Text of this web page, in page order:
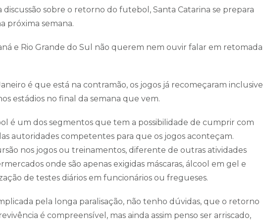
sobre o retorno do futebol, Santa Catarina se prepara
próxima semana.
e Rio Grande do Sul não querem nem ouvir falar em retomada
é que está na contramão, os jogos já recomeçaram inclusive
estádios no final da semana que vem.
é um dos segmentos que tem a possibilidade de cumprir com
autoridades competentes para que os jogos aconteçam.
nos jogos ou treinamentos, diferente de outras atividades
onde são apenas exigidas máscaras, álcool em gel e
de testes diários em funcionários ou fregueses.
pela longa paralisação, não tenho dúvidas, que o retorno
é compreensível, mas ainda assim penso ser arriscado,